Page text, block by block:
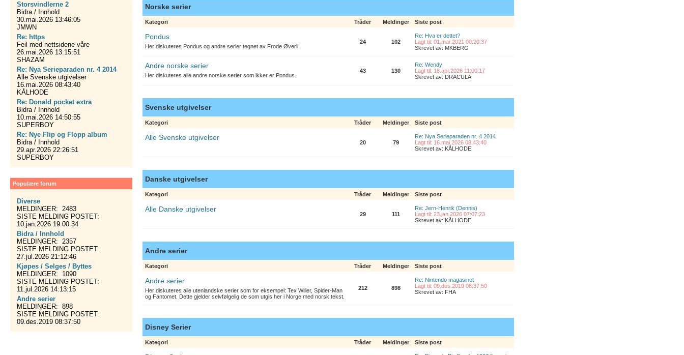
Storsvindlerne 2
Bidra / Innhold
30.mai.2026 13:46:05
JMWN
Re: https
Feil med nettsidene våre
26.mai.2026 13:15:51
SHAZAM
Re: Nya Serieparaden nr. 4 2014
Alle Svenske utgivelser
16.mai.2026 08:43:40
KÅLHODE
Re: Donald pocket extra
Bidra / Innhold
10.mai.2026 14:50:55
SUPERBOY
Re: Nye Flip og Flopp album
Bidra / Innhold
29.apr.2026 22:26:51
SUPERBOY
Populære forum
Diverse
MELDINGER: 2483
SISTE MELDING POSTET:
10.jan.2026 19:00:34
Bidra / Innhold
MELDINGER: 2357
SISTE MELDING POSTET:
27.jul.2026 21:12:46
Kjøpes / Selges / Byttes
MELDINGER: 1090
SISTE MELDING POSTET:
11.jul.2026 14:13:15
Andre serier
MELDINGER: 898
SISTE MELDING POSTET:
09.des.2019 08:37:50
Norske serier
Kategori Tråder Meldinger Siste post
Pondus
Her diskuteres Pondus og andre serier tegnet av Frode Øverli.
24 102
Re: Hva er dettet?
Lagt til: 01.mar.2021 00:20:37
Skrevet av: MKBERG
Andre norske serier
Her diskuteres alle andre norske serier som ikker er Pondus.
43 130
Re: Wendy
Lagt til: 18.apr.2026 11:00:17
Skrevet av: DRACULA
Svenske utgivelser
Kategori Tråder Meldinger Siste post
Alle Svenske utgivelser
20 79
Re: Nya Serieparaden nr. 4 2014
Lagt til: 16.mai.2026 08:43:40
Skrevet av: KÅLHODE
Danske utgivelser
Kategori Tråder Meldinger Siste post
Alle Danske utgivelser
29 111
Re: Jern-Henrik (Dennis)
Lagt til: 23.jan.2026 07:07:23
Skrevet av: KÅLHODE
Andre serier
Kategori Tråder Meldinger Siste post
Andre serier
Her diskuteres alle utenlandske serier som for eksempel: Tex Willer, Spider-Man
og Fantomet. Dette gjelder selvfølgelig de som utgis her i Norge med norsk tekst.
212 898
Re: Nintendo magasinet
Lagt til: 09.des.2019 08:37:50
Skrevet av: FHA
Disney Serier
Kategori Tråder Meldinger Siste post